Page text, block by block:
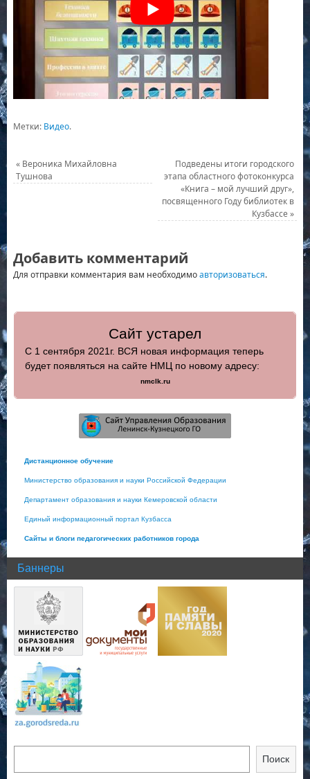
Метки: Видео.
«Вероника Михайловна
Тушнова
Подведены итоги городского
этапа областного фотоконкурса
«Книга – мой лучший друг»,
посвященного Году библиотек в
Кузбассе»
Добавить комментарий
Для отправки комментария вам необходимоавторизоваться.
Сайт устарел
С 1 сентября 2021г. ВСЯ новая информация теперь
будет появляться на сайте НМЦ по новому адресу:
nmclk.ru
Дистанционное обучение
Министерство образования и науки Российской Федерации
Департамент образования и науки Кемеровской области
Единый информационный портал Кузбасса
Сайты и блоги педагогических работников города
Баннеры
Поиск